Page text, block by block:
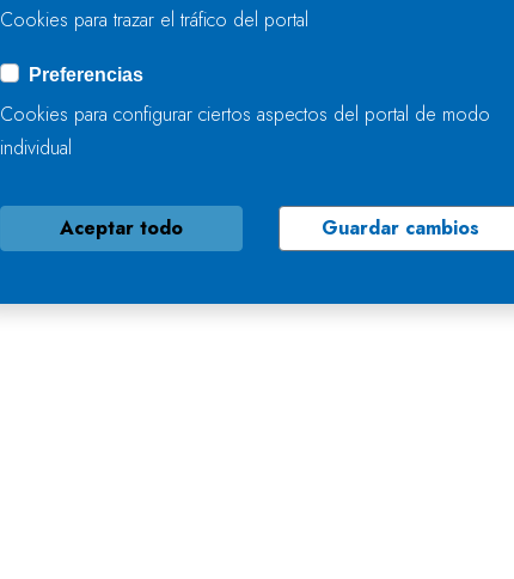
Cookies para trazar el tráfico del portal
Preferencias
Cookies para configurar ciertos aspectos del portal de modo
individual
Aceptar todo Guardar cambios